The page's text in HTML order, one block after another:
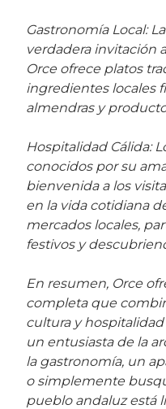
Gastronomía Local:
verdadera invitación
Orce ofrece platos
ingredientes locales
almendras y
Hospitalidad Cálida:
conocidos por su
bienvenida a los
en la vida cotidiana
mercados locales,
festivos y
En resumen, Orce
completa que
cultura y hospitalidad
un entusiasta de la
la gastronomía, un
o simplemente
pueblo andaluz está